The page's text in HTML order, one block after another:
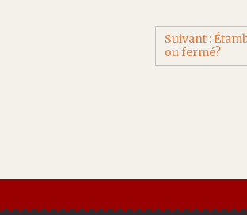
Suivant :
ou fermé?